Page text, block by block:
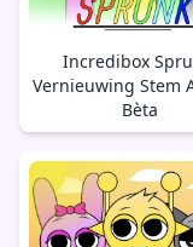
Incredibox
Vernieuwing Stem
Bèta